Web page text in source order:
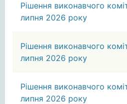
Рішення виконавчого
липня 2026 року
Рішення виконавчого
липня 2026 року
Рішення виконавчого
липня 2026 року